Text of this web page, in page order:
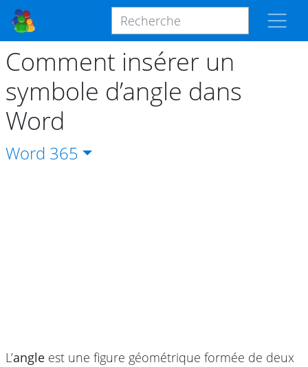
Comment insérer un
symbole d’angle dans
Word
Word 365
L’angle est une figure géométrique formée de deux